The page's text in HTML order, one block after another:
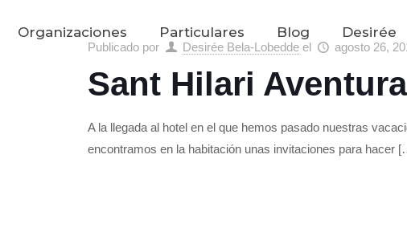
Organizaciones Particulares Blog Desirée
Publicado por Desirée Bela-Lobedde el agosto 26,
Sant Hilari Aventura
A la llegada al hotel en el que hemos pasado nuestras
encontramos en la habitación unas invitaciones para hacer